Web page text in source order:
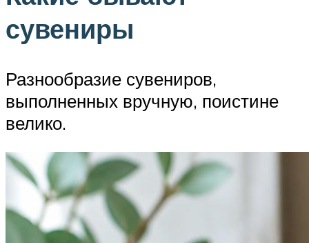
сувениры
Разнообразие сувениров,
выполненных вручную, поистине
велико.